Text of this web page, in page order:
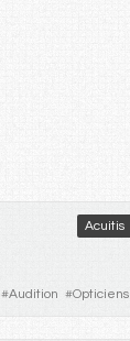
Acuitis
#Audition #Opticiens